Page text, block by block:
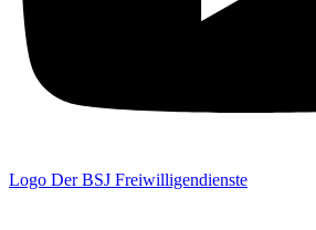
Logo Der BSJ Freiwilligendienste